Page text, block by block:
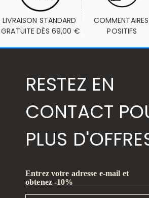
LIVRAISON STANDARD
GRATUITE DÈS 69,00 €
COMMENTAIRES
POSITIFS
RESTEZ EN
CONTACT
PLUS
Entrez votre adresse e-mail et
obtenez -10%